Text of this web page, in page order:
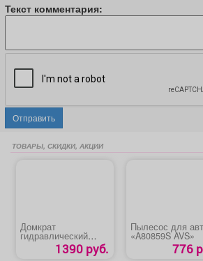
Текст комментария:
Отправить
ТОВАРЫ, СКИДКИ, АКЦИИ
Домкрат
гидравлический
бутылочный «Startul
Auto 8018-02»1390 руб.
Пылесос для
«A80859S AVS»
776